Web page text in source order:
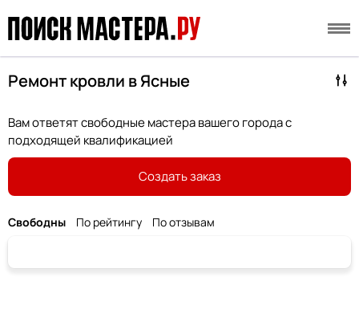
Ремонт кровли в Ясные
Вам ответят свободные мастера вашего города с
подходящей квалификацией
Создать заказ
Свободны По рейтингу По отзывам